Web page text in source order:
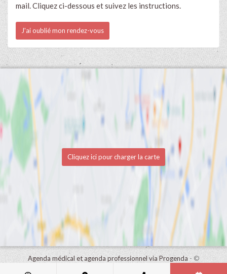
mail. Cliquez ci-dessous et suivez les instructions.
J'ai oublié mon rendez-vous
Cliquez ici pour charger la carte
Agenda médical et agenda professionnel via Progenda- ©